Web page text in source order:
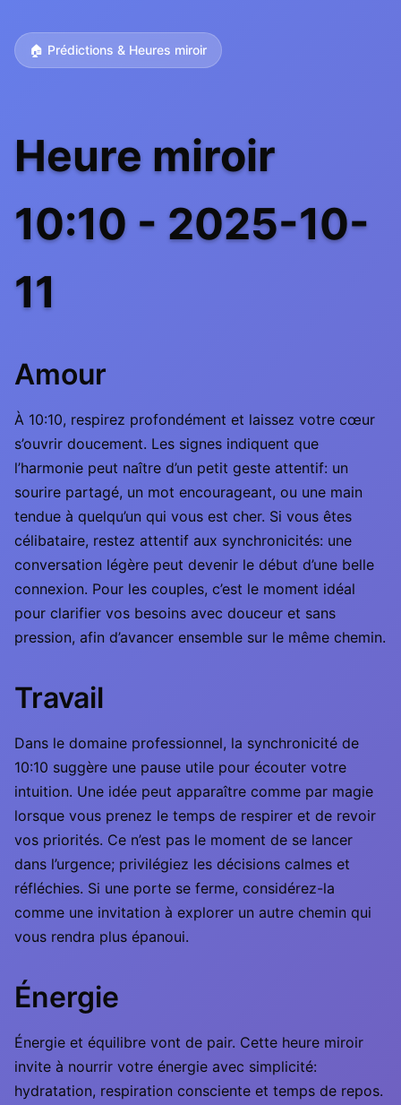
🏠 Prédictions & Heures miroir
Heure miroir
10:10 - 2025-10-
11
Amour
À 10:10, respirez profondément et laissez votre cœur
s’ouvrir doucement. Les signes indiquent que
l’harmonie peut naître d’un petit geste attentif: un
sourire partagé, un mot encourageant, ou une main
tendue à quelqu’un qui vous est cher. Si vous êtes
célibataire, restez attentif aux synchronicités: une
conversation légère peut devenir le début d’une belle
connexion. Pour les couples, c’est le moment idéal
pour clarifier vos besoins avec douceur et sans
pression, afin d’avancer ensemble sur le même chemin.
Travail
Dans le domaine professionnel, la synchronicité de
10:10 suggère une pause utile pour écouter votre
intuition. Une idée peut apparaître comme par magie
lorsque vous prenez le temps de respirer et de revoir
vos priorités. Ce n’est pas le moment de se lancer
dans l’urgence; privilégiez les décisions calmes et
réfléchies. Si une porte se ferme, considérez-la
comme une invitation à explorer un autre chemin qui
vous rendra plus épanoui.
Énergie
Énergie et équilibre vont de pair. Cette heure miroir
invite à nourrir votre énergie avec simplicité:
hydratation, respiration consciente et temps de repos.